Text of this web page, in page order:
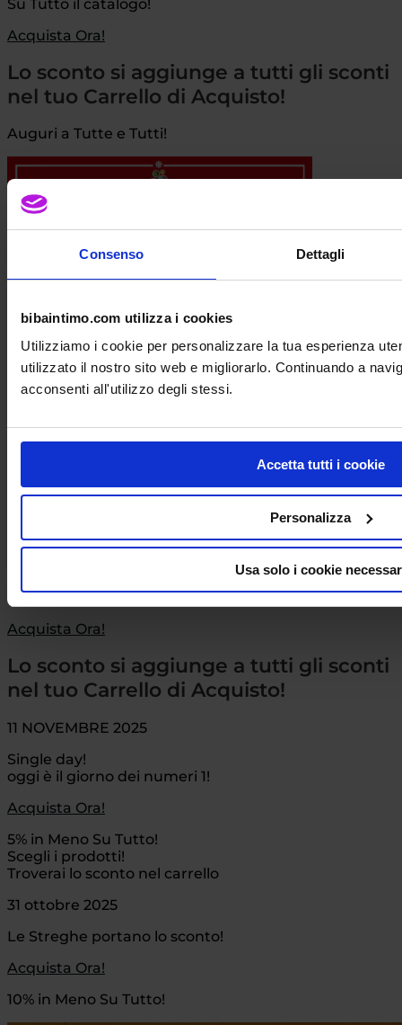
Consenso Dettagli
bibaintimo.com utilizza i cookies
Utilizziamo i cookie per personalizzare la tua esperienza
utilizzato il nostro sito web e migliorarlo. Continuando a
acconsenti all'utilizzo degli stessi.
Accetta tutti i cookie
Personalizza
Usa solo i cookie
Su Tutto il catalogo!
Acquista Ora!
Lo sconto si aggiunge a tutti gli sconti
nel tuo Carrello di Acquisto!
Auguri a Tutte e Tutti!
Dal 24 Dicembre al 06 Gennaio è attivo
uno Sconto del5%in Più! Aggiungilo a Tutti gli
Sconti!
Le spedizioni riprenderanno giovedì 09 Gennaio 2026
Il Negozio Biba Intimo Milano
chiude dal 24 Dicembre 2025 e riapre l’08 Gennaio
CYBER-MONDAY BIBA !
Su Tutto il catalogo!
Acquista Ora!
Lo sconto si aggiunge a tutti gli sconti
nel tuo Carrello di Acquisto!
11 NOVEMBRE 2025
Single day!
oggi è il giorno dei numeri 1!
Acquista Ora!
5% in Meno Su Tutto!
Scegli i prodotti!
Troverai lo sconto nel carrello
31 ottobre 2025
Le Streghe portano lo sconto!
Acquista Ora!
10% in Meno Su Tutto!